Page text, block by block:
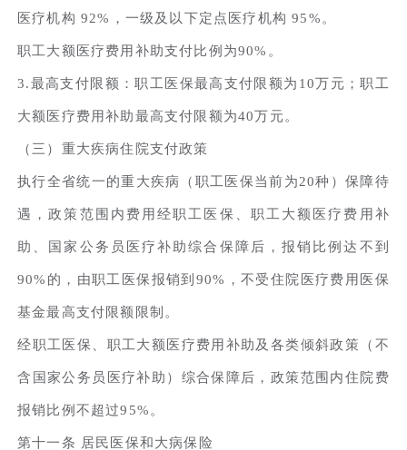
医疗机构 92%，一级及以下定点医疗机构 95%。
职工大额医疗费用补助支付比例为90%。
3.最高支付限额：职工医保最高支付限额为10万元；职工
大额医疗费用补助最高支付限额为40万元。
（三）重大疾病住院支付政策
执行全省统一的重大疾病（职工医保当前为20种）保障待
遇，政策范围内费用经职工医保、职工大额医疗费用补
助、国家公务员医疗补助综合保障后，报销比例达不到
90%的，由职工医保报销到90%，不受住院医疗费用医保
基金最高支付限额限制。
经职工医保、职工大额医疗费用补助及各类倾斜政策（不
含国家公务员医疗补助）综合保障后，政策范围内住院费
报销比例不超过95%。
第十一条 居民医保和大病保险